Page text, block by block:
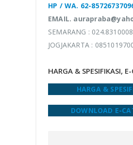
HP / WA. 62-
EMAIL.
SEMARANG : 024.8310008
JOGJAKARTA :
HARGA & SPESIFIKASI,
HARGA &
DOWNLOAD E-